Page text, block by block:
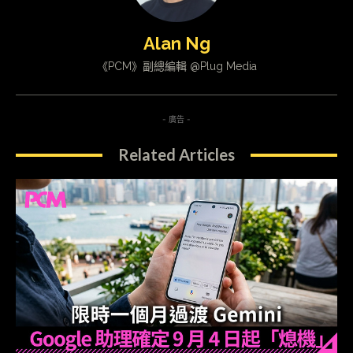
Alan Ng
《PCM》副總編輯 @Plug Media
- 廣告 -
Related Articles